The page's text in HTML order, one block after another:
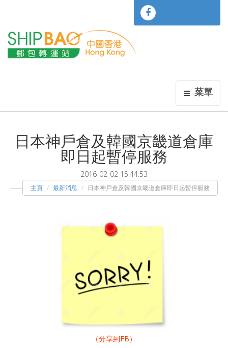
菜單
日本神戶倉及韓國京畿道倉庫
即日起暫停服務
2016-02-02 15:44:53
主頁 最新消息 日本神戶倉及韓國京畿道倉庫即日起暫停服務
（分享到FB）